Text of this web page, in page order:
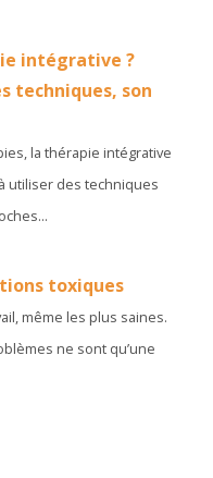
intégrative ?
techniques, son
la thérapie intégrative
utiliser des techniques
toxiques
même les plus saines.
ne sont qu’une